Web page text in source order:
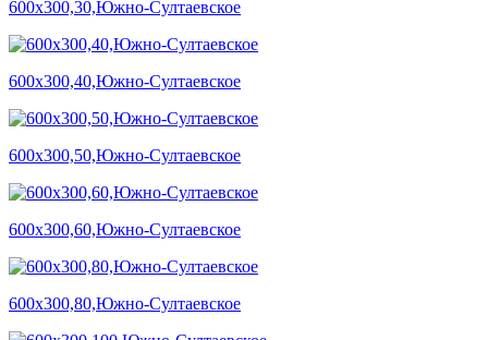
600х300,30,Южно-Султаевское
600х300,40,Южно-Султаевское
600х300,50,Южно-Султаевское
600х300,60,Южно-Султаевское
600х300,80,Южно-Султаевское